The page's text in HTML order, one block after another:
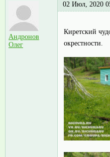
Андронов
Олег
02 Июл, 2020
Киретский
окрестности.